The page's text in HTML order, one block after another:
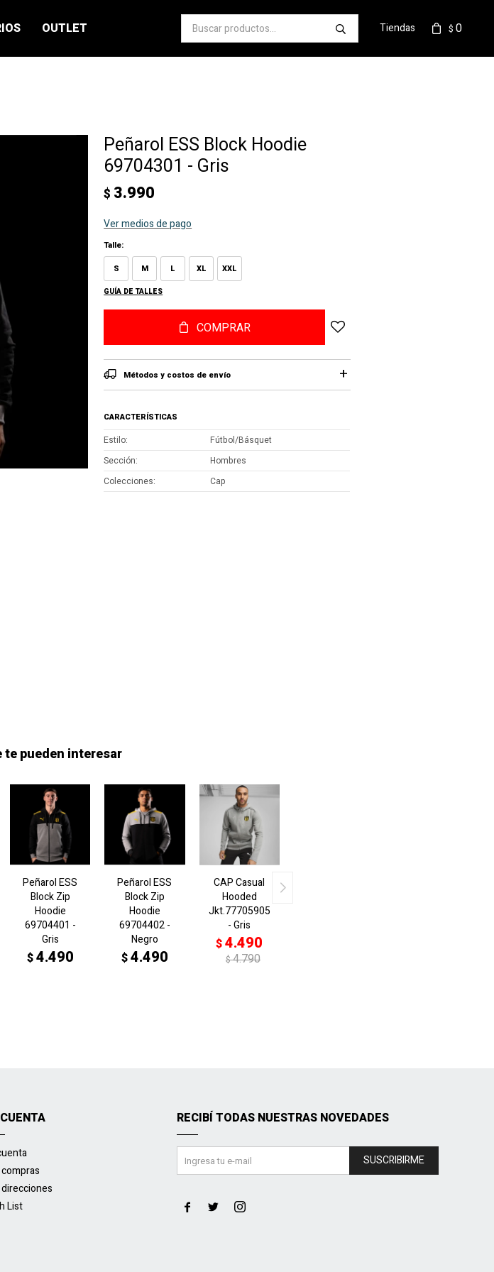
OUTLET $ 0
Tiendas
Peñarol ESS Block Hoodie
69704301 - Gris
$ 3.990
Ver medios de pago
Talle:
S
M L XL XXL
GUÍA DE TALLES
COMPRAR
Métodos y costos de envío
CARACTERÍSTICAS
Estilo
Fútbol/Básquet
Sección
Hombres
Colecciones
Cap
pueden interesar
Peñarol ESS
Block Zip
Hoodie
69704401 -
Gris
$4.490
Peñarol ESS
Block Zip
Hoodie
69704402 -
Negro
$4.490
CAP Casual
Hooded
Jkt.77705905
- Gris
$4.490
$4.790
List
RECIBÍ TODAS NUESTRAS NOVEDADES
SUSCRIBIRME
  